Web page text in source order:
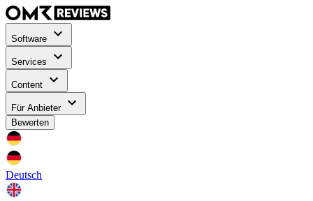
Software
Services
Content
Für Anbieter
Bewerten
Deutsch